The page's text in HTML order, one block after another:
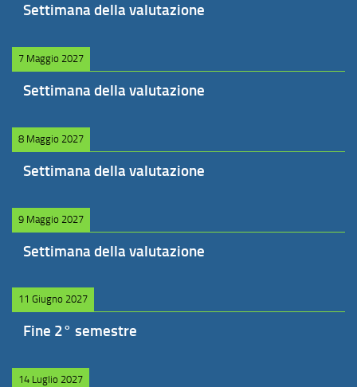
Settimana della valutazione
7 Maggio 2027
Settimana della valutazione
8 Maggio 2027
Settimana della valutazione
9 Maggio 2027
Settimana della valutazione
11 Giugno 2027
Fine 2° semestre
14 Luglio 2027